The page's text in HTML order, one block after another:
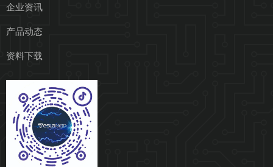
企业资讯
产品动态
资料下载